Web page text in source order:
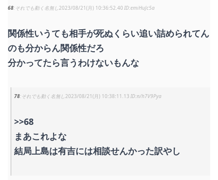
68 それでも動く名無し 2023/08/21(月) 10:36:52.40 emiHuJc5a
関係性いうても相手が死ぬくらい追い詰められてん
のも分からん関係性だろ
分かってたら言うわけないもんな
78 それでも動く名無し 2023/08/21(月) 10:38:11.13 n/h7V9Pya
>>68
まあこれよな
結局上島は有吉には相談せんかった訳やし